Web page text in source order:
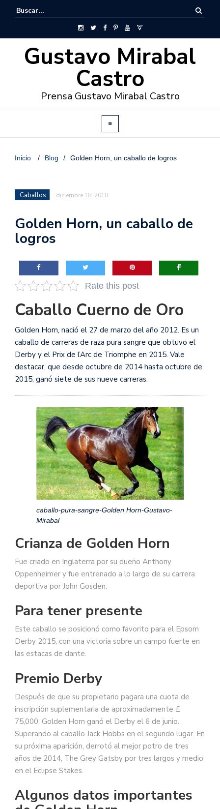
Gustavo Mirabal
Castro
Prensa Gustavo Mirabal Castro
Inicio / Blog / Golden Horn, un caballo de logros
Caballos diciembre 18, 2018
Golden Horn, un caballo de
logros
Rate this post
Caballo Cuerno de Oro
Golden Horn, nació el 27 de marzo del año 2012. Es un
caballo de carreras de raza pura sangre que obtuvo el
Derby y el Prix de l’Arc de Triomphe en 2015. Vale
destacar, que desde octubre de 2014 hasta octubre de
2015, ganó siete de sus nueve carreras.
caballo-pura-sangre-Golden Horn-Gustavo-
Mirabal
Crianza de Golden Horn
Fue criado en Inglaterra por su dueño Anthony
Oppenheimer y fue entrenado a lo largo de su carrera
deportiva por John Gosden.
Para tener presente
Este caballo se posicionó como favorito para el Epsom
Derby 2015, con una victoria sobre un campo fuerte en
las estacas de dante.
Premio Derby
Después de que su propietario pagara una cuota de
inscripción suplementaria de aproximadamente £
75,000, Golden Horn ganó el Derby el 6 de junio.
Superando al caballo Jack Hobbs en el segundo lugar. En
su próxima aparición, derrotó al mejor potro de tres
años de 2014, The Grey Gatsby por tres largos y medio
en el Eclipse Stakes.
Algunos datos importantes